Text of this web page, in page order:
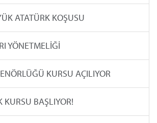
ATATÜRK KOŞUSU
YÖNETMELİĞİ
KURSU AÇILIYOR
KURSU BAŞLIYOR!